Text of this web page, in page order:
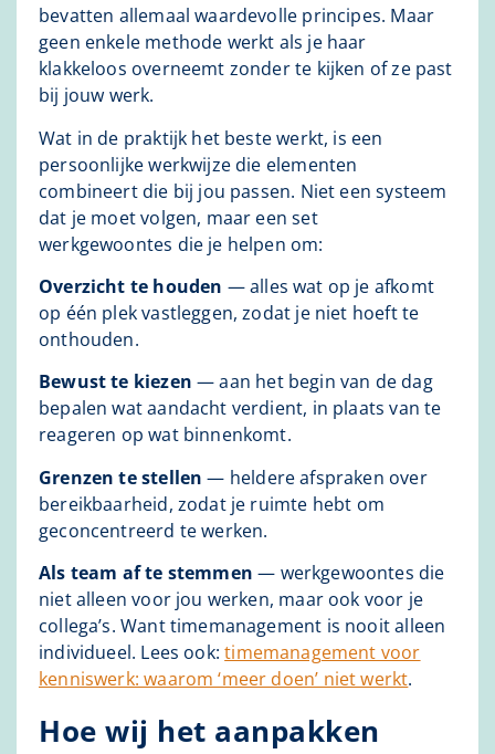
bevatten allemaal waardevolle principes. Maar
geen enkele methode werkt als je haar
klakkeloos overneemt zonder te kijken of ze past
bij jouw werk.
Wat in de praktijk het beste werkt, is een
persoonlijke werkwijze die elementen
combineert die bij jou passen. Niet een systeem
dat je moet volgen, maar een set
werkgewoontes die je helpen om:
Overzicht te houden — alles wat op je afkomt
op één plek vastleggen, zodat je niet hoeft te
onthouden.
Bewust te kiezen — aan het begin van de dag
bepalen wat aandacht verdient, in plaats van te
reageren op wat binnenkomt.
Grenzen te stellen — heldere afspraken over
bereikbaarheid, zodat je ruimte hebt om
geconcentreerd te werken.
Als team af te stemmen — werkgewoontes die
niet alleen voor jou werken, maar ook voor je
collega’s. Want timemanagement is nooit alleen
individueel. Lees ook:timemanagement voor
kenniswerk: waarom ‘meer doen’ niet werkt.
Hoe wij het aanpakken